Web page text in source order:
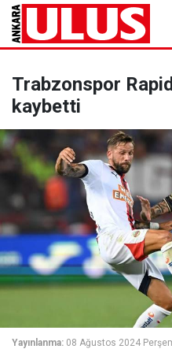
Trabzonspor
kaybetti
Yayınlanma: 08 Ağustos 2024